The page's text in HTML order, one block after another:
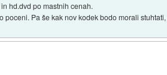
hd.dvd po mastnih cenah.
Pa še kak nov kodek bodo morali